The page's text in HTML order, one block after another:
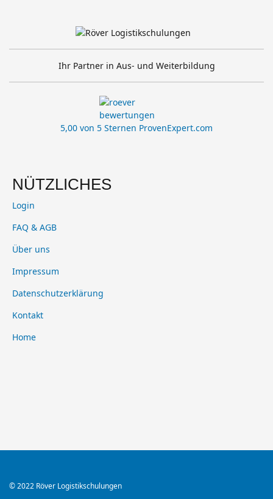
Ihr Partner in Aus- und Weiterbildung
5,00 von 5 Sternen ProvenExpert.com
NÜTZLICHES
Login
FAQ & AGB
Über uns
Impressum
Datenschutzerklärung
Kontakt
Home
© 2022 Röver Logistikschulungen